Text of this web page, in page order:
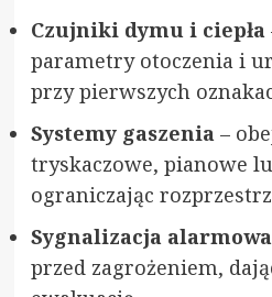
Czujniki dymu i ciepła
parametry otoczenia i
przy pierwszych
Systemy gaszenia–
tryskaczowe, pianowe
ograniczając
Sygnalizacja alarmowa
przed zagrożeniem,